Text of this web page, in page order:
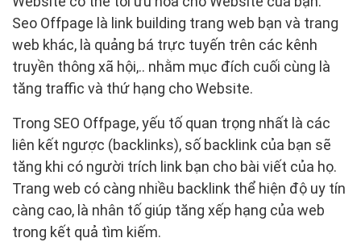
Seo Offpage là link building trang web bạn và trang
web khác, là quảng bá trực tuyến trên các kênh
truyền thông xã hội,.. nhằm mục đích cuối cùng là
tăng traffic và thứ hạng cho Website.
Trong SEO Offpage, yếu tố quan trọng nhất là các
liên kết ngược (backlinks), số backlink của bạn sẽ
tăng khi có người trích link bạn cho bài viết của họ.
Trang web có càng nhiều backlink thể hiện độ uy tín
càng cao, là nhân tố giúp tăng xếp hạng của web
trong kết quả tìm kiếm.